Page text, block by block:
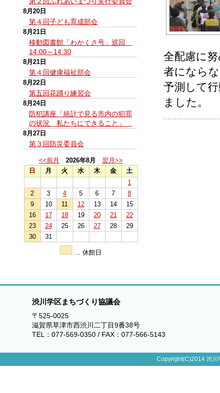
8月20日
第４回子ども育成部会
8月21日
移動図書館「わかくさ号」巡回
14:00～14:30
8月21日
第４回健康福祉部会
8月22日
第五回花踊り練習会
8月24日
防犯講座「統計で見る市内の犯罪
の状況 私たちにできること」
8月27日
第３回防災委員会
<<前月 2026年8月
翌月>>
日
月 火 水 木 金
土
1
2
3 4 5 6 7
8
9
10 11 12 13 14
15
16
17 18 19 20 21
22
23
24 25 26 27 28
29
30
31
… 休館日
全配慮に
者になら
予測して
ました。
渋川学区まちづくり協議会
〒525-0025
滋賀県草津市西渋川二丁目9番38号
TEL：077-569-0350 / FAX：077-566-5143
Copyright(C)2014 渋川